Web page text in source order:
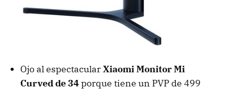
Ojo al espectacularXiaomi Monitor Mi
Curved de 34porque tiene un PVP de 499